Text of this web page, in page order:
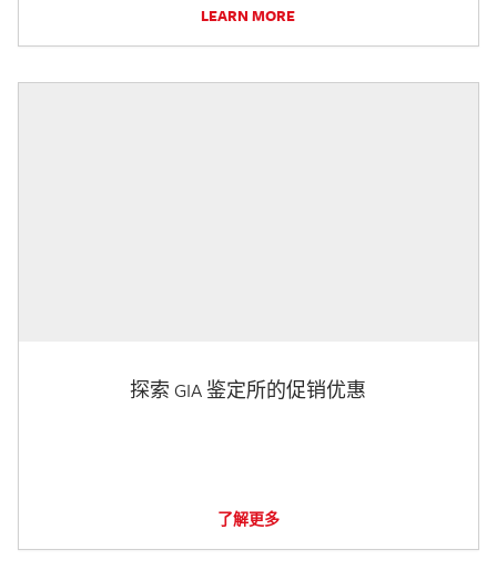
LEARN MORE
探索 GIA 鉴定所的促销优惠
了解更多